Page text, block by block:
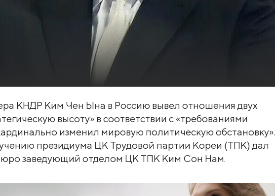
КНДР Ким Чен Ына в Россию вывел отношения двух
высоту» в соответствии с «требованиями
изменил мировую политическую обстановку».
президиума ЦК Трудовой партии Кореи (ТПК) дал
заведующий отделом ЦК ТПК Ким Сон Нам.